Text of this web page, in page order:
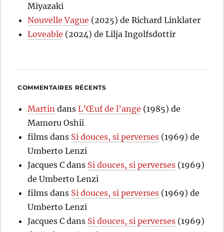
Miyazaki
Nouvelle Vague (2025) de Richard Linklater
Loveable (2024) de Lilja Ingolfsdottir
COMMENTAIRES RÉCENTS
Martin dansL’Œuf de l’ange (1985) de
Mamoru Oshii
films dans Si douces, si perverses (1969) de
Umberto Lenzi
Jacques C dans Si douces, si perverses (1969)
de Umberto Lenzi
films dans Si douces, si perverses (1969) de
Umberto Lenzi
Jacques C dans Si douces, si perverses (1969)